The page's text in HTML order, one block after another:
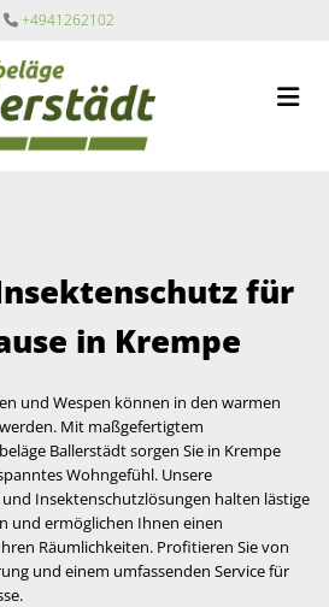
 +4941262102
für
in Krempe
und Wespen können in den warmen
Mit maßgefertigtem
Ballerstädt sorgen Sie in Krempe
Wohngefühl. Unsere
Insektenschutzlösungen halten lästige
und ermöglichen Ihnen einen
Räumlichkeiten. Profitieren Sie von
und einem umfassenden Service für